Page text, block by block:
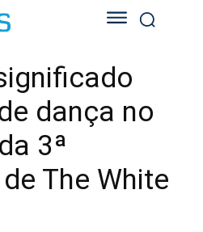
dança no
3ª
The White